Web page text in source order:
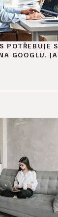
POTŘEBUJE
GOOGLU.